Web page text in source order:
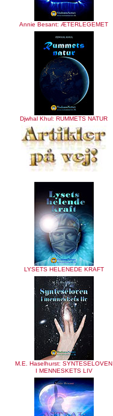
Annie Besant: ÆTERLEGEMET
Djwhal Khul: RUMMETS NATUR
LYSETS HELENEDE KRAFT
M.E. Haselhurst: SYNTESELOVEN
I MENNESKETS LIV